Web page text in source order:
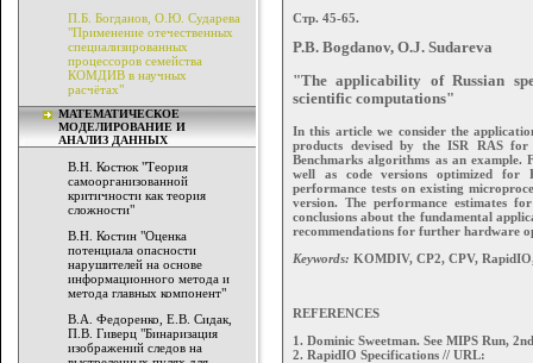
П.Б. Богданов, О.Ю. Сударева
"Применение отечественных
специализированных
процессоров семейства
КОМДИВ в научных
расчётах"
МАТЕМАТИЧЕСКОЕ
МОДЕЛИРОВАНИЕ И
АНАЛИЗ ДАННЫХ
В.Н. Костюк "Теория
самоорганизованной
критичности как теория
сложности"
В.Н. Костин "Оценка
потенциала опасности
нарушителей на основе
информационного метода и
метода главных компонент"
В.А. Федоренко, Е.В. Сидак,
П.В. Гиверц "Бинаризация
изображений следов на
Стр. 45-65.
P.B. Bogdanov, O.J. Sudareva
"The applicability of Russian
scientific computations"
In this article we consider the
products devised by the ISR RAS for
Benchmarks algorithms as an
well as code versions optimized
performance tests on existing
version. The performance estimates
conclusions about the fundamental
recommendations for further hardware
Keywords: KOMDIV, CP2, CPV,
REFERENCES
1. Dominic Sweetman. See MIPS Run,
2. RapidIO Specifications // URL: